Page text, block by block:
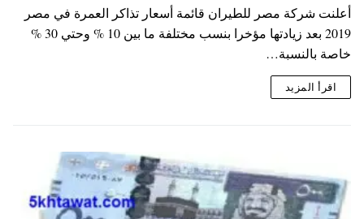
أعلنت شركة مصر للطيران قائمة أسعار تذاكر العمرة في مصر
2019 بعد زيادتها مؤخرا بنسب مختلفة ما بين 10 % وحتي 30 %
خاصة بالنسبة…
اقرأ المزيد